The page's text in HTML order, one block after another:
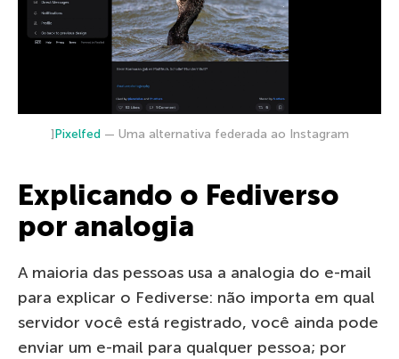
]Pixelfed— Uma alternativa federada ao Instagram
Explicando o Fediverso
por analogia
A maioria das pessoas usa a analogia do e-mail
para explicar o Fediverse: não importa em qual
servidor você está registrado, você ainda pode
enviar um e-mail para qualquer pessoa; por